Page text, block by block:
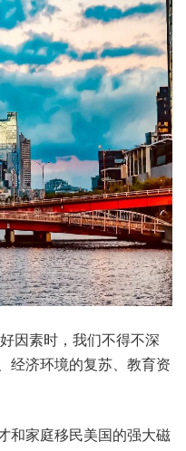
因素时，我们不得不深
经济环境的复苏、教育资
和家庭移民美国的强大磁